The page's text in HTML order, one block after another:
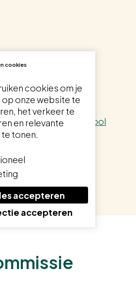
,PC Basisschool
cookies
cookies om je
op onze website te
het verkeer te
en relevante
tonen.
accepteren
accepteren